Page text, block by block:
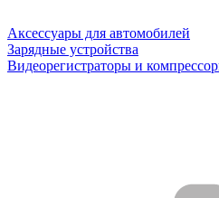
Аксессуары для автомобилей
Зарядные устройства
Видеорегистраторы и